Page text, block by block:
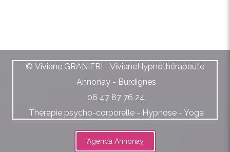
© Viviane GRANIERI - VivianeHypnothérapeute
Annonay - Burdignes
06 47 87 76 24
Thérapie psycho-corporelle - Hypnose - Yoga
Agenda Annonay